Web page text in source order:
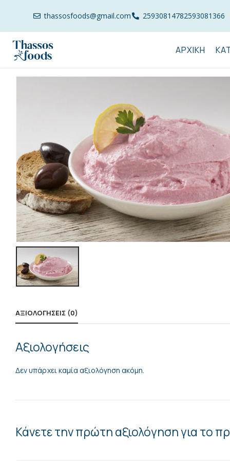
thassosfoods@gmail.com 25930814782593081366
ΑΡΧΙΚΉ
ΑΞΙΟΛΟΓΉΣΕΙΣ (0)
Αξιολογήσεις
Δεν υπάρχει καμία αξιολόγηση ακόμη.
Κάνετε την πρώτη αξιολόγηση για το